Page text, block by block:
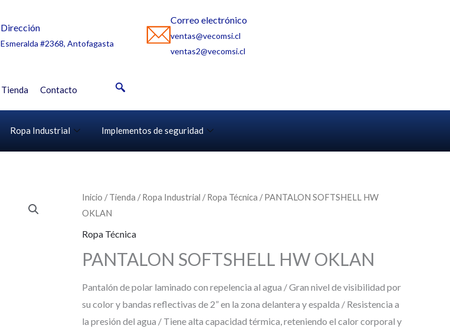
Dirección
Esmeralda #2368, Antofagasta
Correo electrónico
ventas@vecomsi.cl
ventas2@vecomsi.cl
Tienda Contacto
Ropa Industrial Implementos de seguridad
Inicio /Tienda /Ropa Industrial /Ropa Técnica / PANTALON SOFTSHELL HW
OKLAN
Ropa Técnica
PANTALON SOFTSHELL HW OKLAN
Pantalón de polar laminado con repelencia al agua / Gran nivel de visibilidad por
su color y bandas reflectivas de 2” en la zona delantera y espalda / Resistencia a
la presión del agua / Tiene alta capacidad térmica, reteniendo el calor corporal y